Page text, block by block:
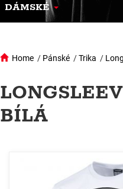
DÁMSKÉ
Home / Pánské /Trika /
BÍLÁ